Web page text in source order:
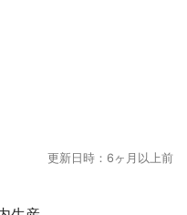
更新日時：6ヶ月以上前